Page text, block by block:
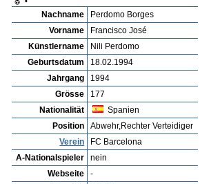
Nachname
Perdomo Borges
Vorname
Francisco José
Künstlername
Nili Perdomo
Geburtsdatum
18.02.1994
Jahrgang
1994
Grösse
177
Nationalität
Spanien
Position
Abwehr,Rechter Verteidiger
Verein
FC Barcelona
A-Nationalspieler
nein
Webseite
-